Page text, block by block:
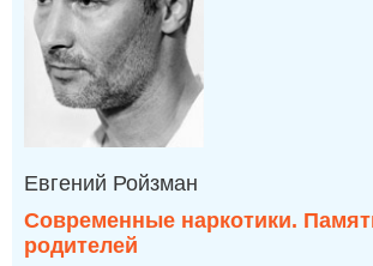
Евгений Ройзман
Современные наркотики.
родителей